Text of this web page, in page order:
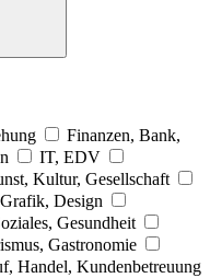
Finanzen, Bank,
IT, EDV
Kultur, Gesellschaft
Design
Gesundheit
Gastronomie
Handel, Kundenbetreuung